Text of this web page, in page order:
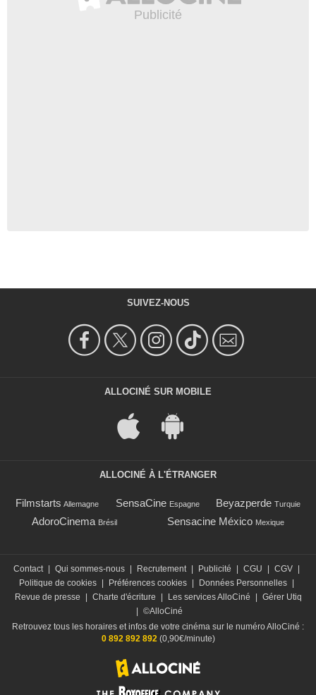
SUIVEZ-NOUS
ALLOCINÉ SUR MOBILE
ALLOCINÉ À L'ÉTRANGER
Filmstarts Allemagne SensaCine Espagne Beyazperde Turquie
AdoroCinema Brésil Sensacine México Mexique
Contact Qui sommes-nous Recrutement Publicité CGU CGV
Politique de cookies
Préférences cookies Données Personnelles
Revue de presse
Charte d'écriture Les services AlloCiné
Gérer Utiq
©AlloCiné
Retrouvez tous les horaires et infos de votre cinéma sur le numéro AlloCiné :
0 892 892 892(0,90€/minute)